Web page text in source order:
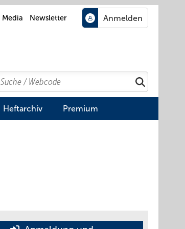
Media Newsletter
Search
Suchen
Heftarchiv Premium